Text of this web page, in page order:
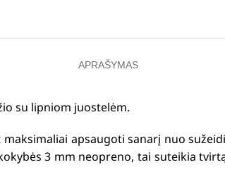
APRAŠYMAS
su lipniom juostelėm.
apsaugoti sanarį nuo
3 mm neopreno, tai suteikia